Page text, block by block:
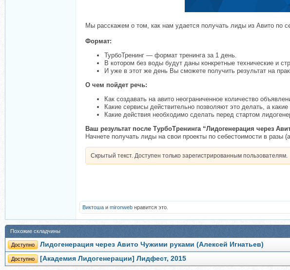
Мы расскажем о том, как нам удается получать лиды из Авито по
Формат:
ТурбоТренинг — формат тренинга за 1 день.
В котором без воды будут даны конкретные технические и
И уже в этот же день Вы сможете получить результат на
О чем пойдет речь:
Как создавать на авито неограниченное количество
Какие сервисы действительно позволяют это делать, а
Какие действия необходимо сделать перед стартом
Ваш результат после ТурбоТренинга “Лидогенерация через
Начнете получать лиды на свои проекты по себестоимости в разы
Скрытый текст. Доступен только зарегистрированным пользователям.
Виктоша и mironweb нравится это.
Похожие складчины
Доступно Лидогенерация через Авито Чужими руками (Алексей Игнатьев)
Доступно [Академия Лидогенерации] Лидфест, 2015